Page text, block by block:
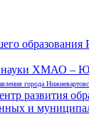
образования
науки ХМАО –
города
развития
и